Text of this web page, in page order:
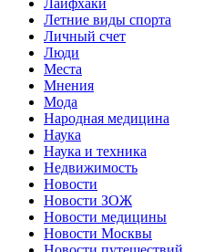
Летние виды спорта
Личный счет
Люди
Места
Мнения
Мода
Народная медицина
Наука
Наука и техника
Недвижимость
Новости
Новости ЗОЖ
Новости медицины
Новости Москвы